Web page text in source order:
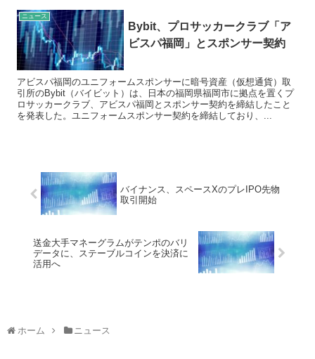
ニュース
Bybit、プロサッカークラブ「ア
ビスパ福岡」とスポンサー契約
アビスパ福岡のユニフォームスポンサーに暗号資産（仮想通貨）取
引所のBybit（バイビット）は、日本の福岡県福岡市に拠点を置くプ
ロサッカークラブ、アビスパ福岡とスポンサー契約を締結したこと
を発表した。ユニフォームスポンサー契約を締結しており、...
バイナンス、スペースXのプレIPO先物
取引開始
送金大手マネーグラムがテンポのバリ
データに、ステーブルコインを決済に
活用へ
ホーム ニュース